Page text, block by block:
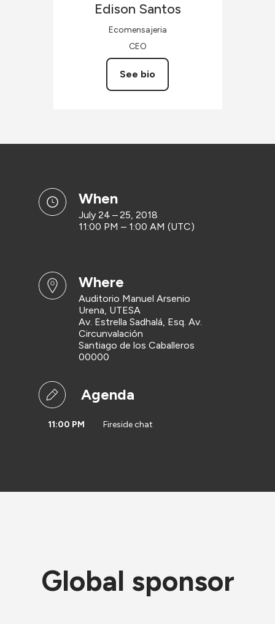
Edison Santos
Ecomensajeria
CEO
See bio
when
July 24 – 25, 2018
11:00 PM – 1:00 AM (UTC)
where
Auditorio Manuel Arsenio
Urena, UTESA
Av. Estrella Sadhalá, Esq. Av.
Circunvalación
Santiago de los Caballeros
00000
Agenda
11:00 PM Fireside chat
Global sponsor